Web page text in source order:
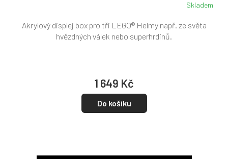
Skladem
1 649 Kč
Do košíku
Akrylový displej box pro tři LEGO® Helmy např. ze světa
hvězdných válek nebo superhrdinů.